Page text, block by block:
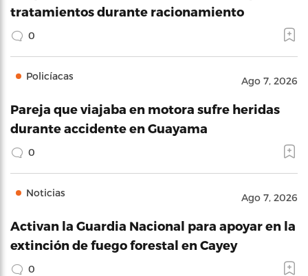
tratamientos durante racionamiento
0
Policíacas Ago 7, 2026
Pareja que viajaba en motora sufre heridas
durante accidente en Guayama
0
Noticias Ago 7, 2026
Activan la Guardia Nacional para apoyar en la
extinción de fuego forestal en Cayey
0